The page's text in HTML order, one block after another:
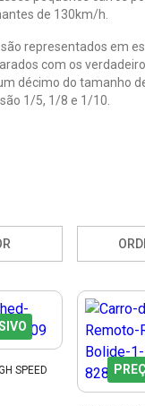
de 130km/h.
representados em
com os
décimo do tamanho
1/5, 1/8 e 1/10.
SPEED